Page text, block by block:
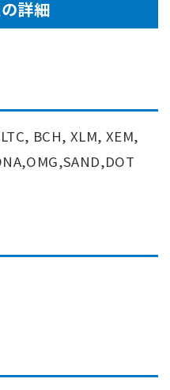
詳細
BCH, XLM, XEM,